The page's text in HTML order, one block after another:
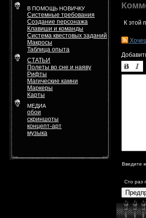
В ПОМОЩЬ НОВИЧКУ
Системные требования
Создание персонажа
Клавиши и команды
Система квестовых заданий
Макросы
Таблица опыта
СТАТЬИ
Полеты во сне и наяву
Рифты
Магические камни
Маркеры
Карты
МЕДИА
обои
скриншоты
концепт-арт
музыка
К этой
Введите
Сто раз